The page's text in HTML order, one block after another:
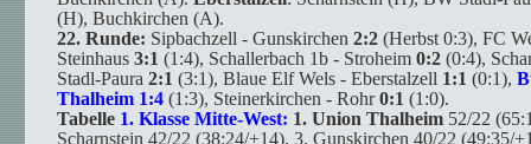
(H), Buchkirchen (A).
22. Runde: Sipbachzell - Gunskirchen 2:2 (Herbst 0:3), FC
Steinhaus 3:1 (1:4), Schallerbach 1b - Stroheim 0:2 (0:4),
Stadl-Paura 2:1 (3:1), Blaue Elf Wels - Eberstalzell 1:1 (0:1),
Thalheim 1:4 (1:3), Steinerkirchen - Rohr0:1 (1:0).
Tabelle 1. Klasse Mitte-West: 1. Union Thalheim 52/22
Scharnstein 42/22 (38:24/+14), 3. Gunskirchen 40/22 (49:35/